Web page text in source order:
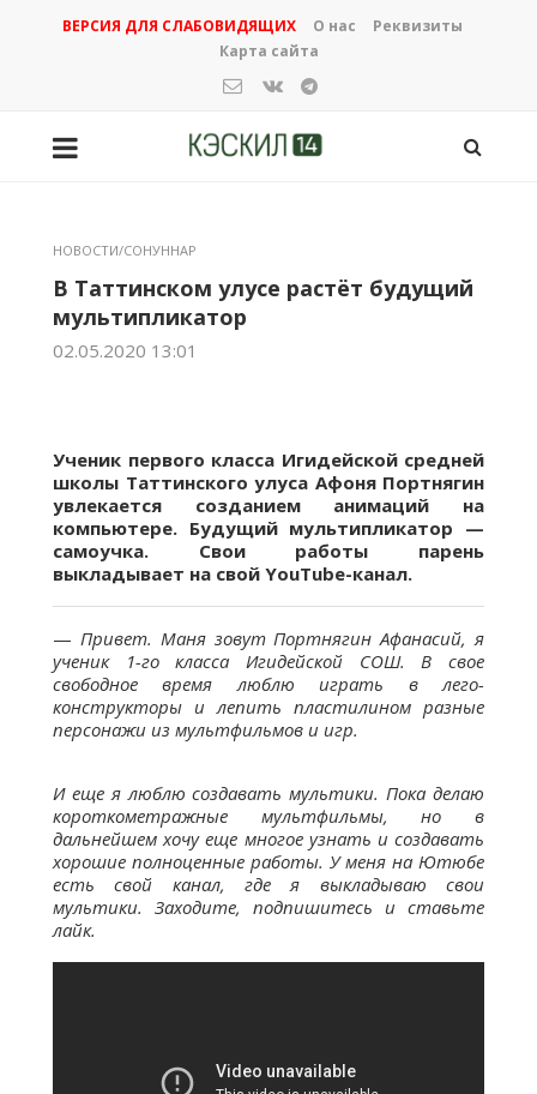
ВЕРСИЯ ДЛЯ СЛАБОВИДЯЩИХ О нас
Реквизиты
Карта сайта
НОВОСТИ/СОНУННАР
В Таттинском улусе растёт будущий
мультипликатор
02.05.2020 13:01
Ученик первого класса Игидейской средней
школы Таттинского улуса Афоня Портнягин
увлекается созданием анимаций на
компьютере. Будущий мультипликатор —
самоучка. Свои работы парень
выкладывает на свой YouTube-канал.
— Привет. Маня зовут Портнягин Афанасий, я
ученик 1-го класса Игидейской СОШ. В свое
свободное время люблю играть в лего-
конструкторы и лепить пластилином разные
персонажи из мультфильмов и игр.
И еще я люблю создавать мультики. Пока делаю
короткометражные мультфильмы, но в
дальнейшем хочу еще многое узнать и создавать
хорошие полноценные работы. У меня на Ютюбе
есть свой канал, где я выкладываю свои
мультики. Заходите, подпишитесь и ставьте
лайк.